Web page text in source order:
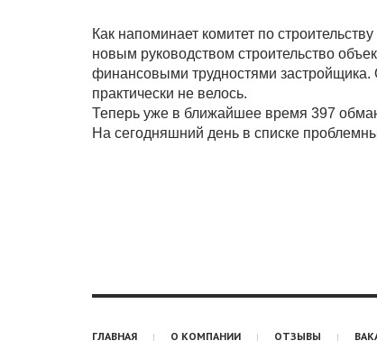
Как напоминает комитет по
новым руководством строительство
финансовыми трудностями застройщика.
практически не велось.
Теперь уже в ближайшее время 397
На сегодняшний день в списке
ГЛАВНАЯ О КОМПАНИИ ОТЗЫВЫ